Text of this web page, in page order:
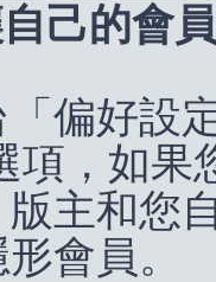
己的會
偏好設
項，如果
主和您
會員。